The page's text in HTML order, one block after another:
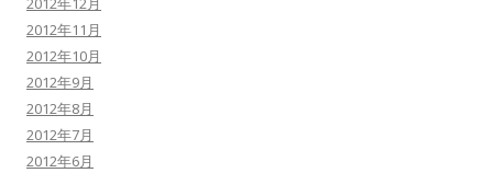
2012年11月
2012年10月
2012年9月
2012年8月
2012年7月
2012年6月